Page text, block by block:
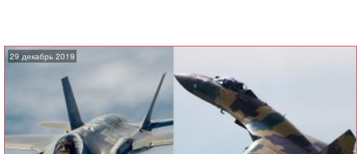
29 декабрь 2019